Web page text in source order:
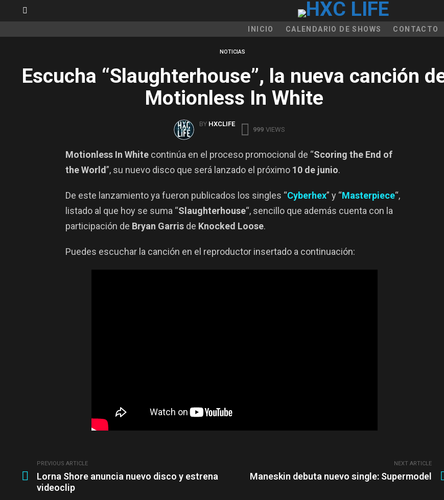
INICIO CALENDARIO DE SHOWS CONTACTO
NOTICIAS
Escucha “Slaughterhouse”, la nueva canción
Motionless In White
BY HXCLIFE
999 VIEWS
Motionless In Whitecontinúa en el proceso promocional de “Scoring the End of
the World”, su nuevo disco que será lanzado el próximo 10 de junio.
De este lanzamiento ya fueron publicados los singles “Cyberhex” y “Masterpiece“,
listado al que hoy se suma “Slaughterhouse“, sencillo que además cuenta con la
participación de Bryan Garrisde Knocked Loose.
Puedes escuchar la canción en el reproductor insertado a continuación:
more
PREVIOUS ARTICLE
Lorna Shore anuncia nuevo disco y estrena
videoclip
NEXT ARTICLE
Maneskin debuta nuevo single: Supermodel